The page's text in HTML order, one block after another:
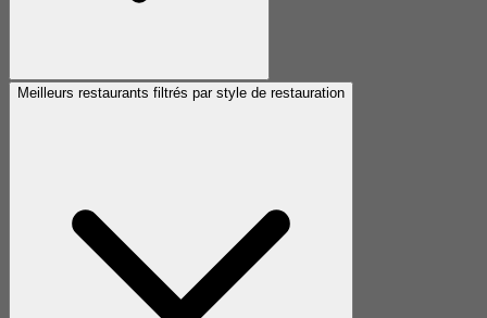
Meilleurs restaurants filtrés par style de restauration